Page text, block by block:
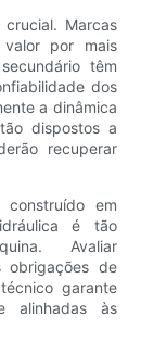
Marcas
por mais
têm
dos
a dinâmica
dispostos a
recuperar
construído em
é tão
Avaliar
obrigações de
garante
alinhadas às